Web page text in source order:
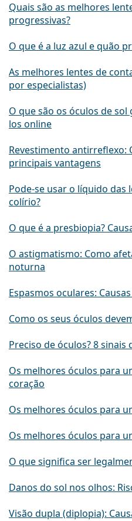
Quais são as melhores
progressivas?
O que é a luz azul e quão
As melhores lentes de
por especialistas)
O que são os óculos de
los online
Revestimento antirreflexo:
principais vantagens
Pode-se usar o líquido das
colírio?
O que é a presbiopia?
O astigmatismo: Como
noturna
Espasmos oculares:
Como os seus óculos
Preciso de óculos? 8
Os melhores óculos para
coração
Os melhores óculos para
Os melhores óculos para
O que significa ser
Danos do sol nos olhos:
Visão dupla (diplopia):